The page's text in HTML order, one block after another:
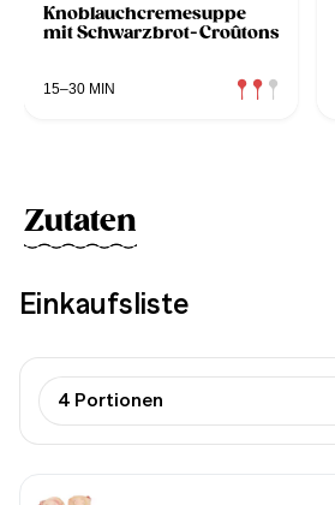
Knoblauchcremesuppe
mit Schwarzbrot-Croûtons
15–30 MIN
Zutaten